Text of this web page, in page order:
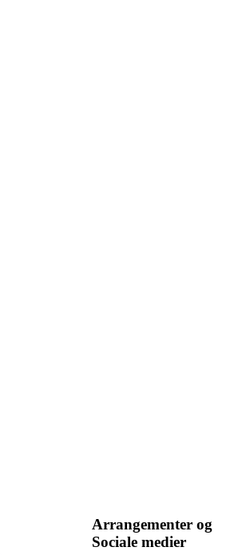
Arrangementer og
Sociale medier